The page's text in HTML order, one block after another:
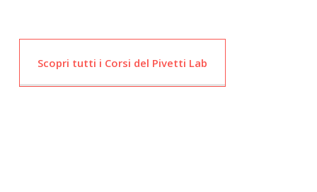
Scopri tutti i Corsi del Pivetti Lab